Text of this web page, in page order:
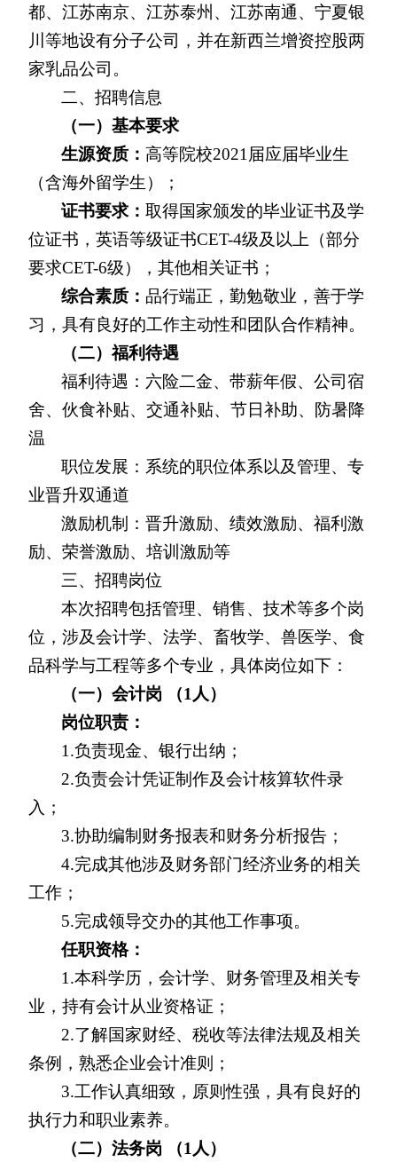
都、江苏南京、江苏泰州、江苏南通、宁夏银
川等地设有分子公司，并在新西兰增资控股两
家乳品公司。
二、招聘信息
（一）基本要求
生源资质： 高等院校2021届应届毕业生
（含海外留学生）；
证书要求： 取得国家颁发的毕业证书及学
位证书，英语等级证书CET-4级及以上（部分
要求CET-6级），其他相关证书；
综合素质： 品行端正，勤勉敬业，善于学
习，具有良好的工作主动性和团队合作精神。
（二）福利待遇
福利待遇：六险二金、带薪年假、公司宿
舍、伙食补贴、交通补贴、节日补助、防暑降
温
职位发展：系统的职位体系以及管理、专
业晋升双通道
激励机制：晋升激励、绩效激励、福利激
励、荣誉激励、培训激励等
三、招聘岗位
本次招聘包括管理、销售、技术等多个岗
位，涉及会计学、法学、畜牧学、兽医学、食
品科学与工程等多个专业，具体岗位如下：
（一）会计岗 （1人）
岗位职责：
1.负责现金、银行出纳；
2.负责会计凭证制作及会计核算软件录
入；
3.协助编制财务报表和财务分析报告；
4.完成其他涉及财务部门经济业务的相关
工作；
5.完成领导交办的其他工作事项。
任职资格：
1.本科学历，会计学、财务管理及相关专
业，持有会计从业资格证；
2.了解国家财经、税收等法律法规及相关
条例，熟悉企业会计准则；
3.工作认真细致，原则性强，具有良好的
执行力和职业素养。
（二）法务岗 （1人）